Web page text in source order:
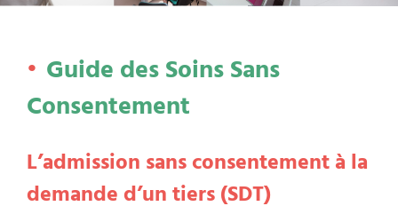
Guide des Soins Sans
Consentement
L’admission sans consentement à la
demande d’un tiers (SDT)